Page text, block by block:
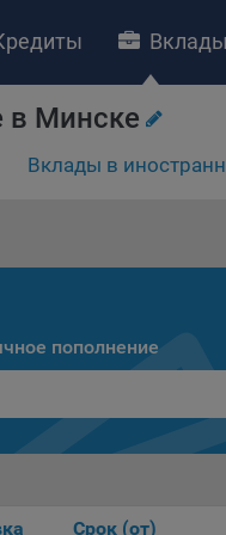
обработки
7 мая 2021 г. № 99-З «О
субъектам
использование веб-
для каких целей и каким
Вклады
в Минске
Вклады в
пополнение
Срок (от)